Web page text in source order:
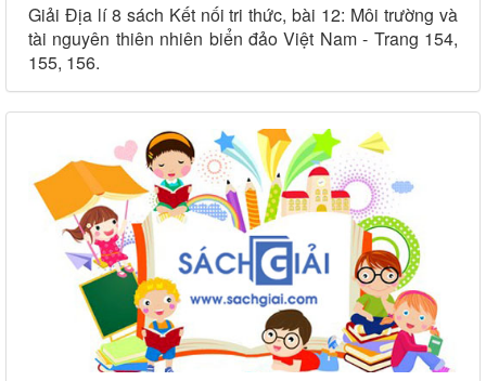
Giải Địa lí 8 sách Kết nối tri thức, bài 12: Môi trường và
tài nguyên thiên nhiên biển đảo Việt Nam - Trang 154,
155, 156.